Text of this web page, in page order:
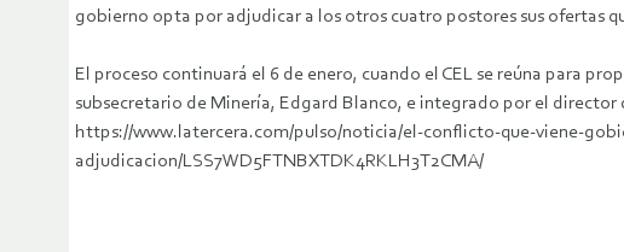
gobierno opta por adjudicar a los otros cuatro postores sus ofertas
El proceso continuará el 6 de enero, cuando el CEL se reúna para
subsecretario de Minería, Edgard Blanco, e integrado por el
https://www.latercera.com/pulso/noticia/el-conflicto-que-viene-
adjudicacion/LSS7WD5FTNBXTDK4RKLH3T2CMA/